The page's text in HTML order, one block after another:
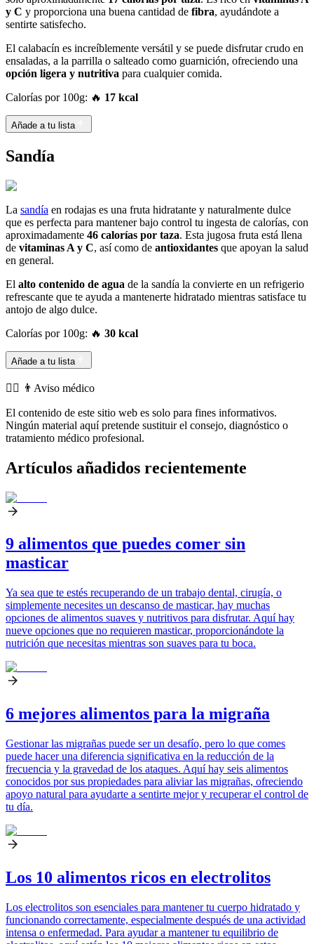
y C y proporciona una buena cantidad de fibra, ayudándote a
sentirte satisfecho.
El calabacín es increíblemente versátil y se puede disfrutar crudo en
ensaladas, a la parrilla o salteado como guarnición, ofreciendo una
opción ligera y nutritiva para cualquier comida.
Calorías por 100g: 🔥 17 kcal
Añade a tu lista
Sandía
La sandía en rodajas es una fruta hidratante y naturalmente dulce
que es perfecta para mantener bajo control tu ingesta de calorías, con
aproximadamente 46 calorías por taza. Esta jugosa fruta está llena
de vitaminas A y C, así como de antioxidantes que apoyan la salud
en general.
El alto contenido de agua de la sandía la convierte en un refrigerio
refrescante que te ayuda a mantenerte hidratado mientras satisface tu
antojo de algo dulce.
Calorías por 100g: 🔥 30 kcal
Añade a tu lista
👨‍⚕️️ 👨Aviso médico
El contenido de este sitio web es solo para fines informativos.
Ningún material aquí pretende sustituir el consejo, diagnóstico o
tratamiento médico profesional.
Artículos añadidos recientemente
9 alimentos que puedes comer sin
masticar
Ya sea que te estés recuperando de un trabajo dental, cirugía, o
simplemente necesites un descanso de masticar, hay muchas
opciones de alimentos suaves y nutritivos para disfrutar. Aquí hay
nueve opciones que no requieren masticar, proporcionándote la
nutrición que necesitas mientras son suaves para tu boca.
6 mejores alimentos para la migraña
Gestionar las migrañas puede ser un desafío, pero lo que comes
puede hacer una diferencia significativa en la reducción de la
frecuencia y la gravedad de los ataques. Aquí hay seis alimentos
conocidos por sus propiedades para aliviar las migrañas, ofreciendo
apoyo natural para ayudarte a sentirte mejor y recuperar el control de
tu día.
Los 10 alimentos ricos en electrolitos
Los electrolitos son esenciales para mantener tu cuerpo hidratado y
funcionando correctamente, especialmente después de una actividad
intensa o enfermedad. Para ayudar a mantener tu equilibrio de